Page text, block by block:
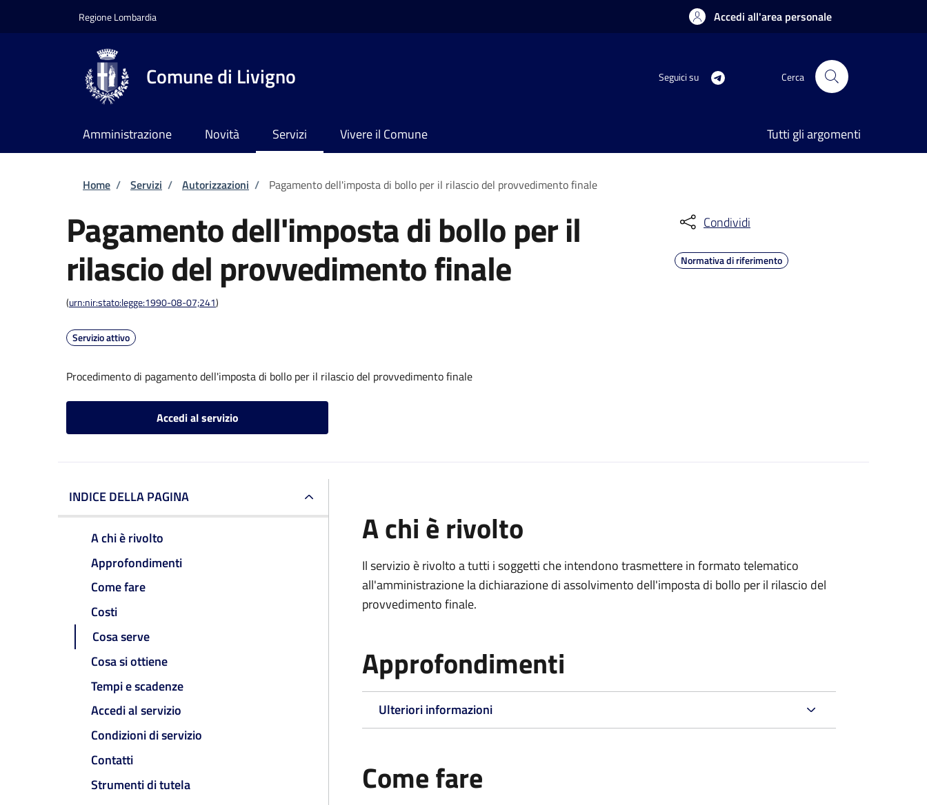
Regione Lombardia Accedi all'area personale
Comune di Livigno Seguici su Cerca
Amministrazione Novità Servizi Vivere il Comune Tutti gli argomenti
Briciole di pane
Home / Servizi / Autorizzazioni / Pagamento dell'imposta di bollo per il rilascio del provvedimento finale
Pagamento dell'imposta di bollo per il
rilascio del provvedimento finale
(urn:nir:stato:legge:1990-08-07;241)
Servizio attivo
Procedimento di pagamento dell'imposta di bollo per il rilascio del provvedimento finale
Accedi al servizio
Condividi
Normativa di riferimento
INDICE DELLA PAGINA
A chi è rivolto
Approfondimenti
Come fare
Costi
Cosa serve
Cosa si ottiene
Tempi e scadenze
Accedi al servizio
Condizioni di servizio
Contatti
Strumenti di tutela
A chi è rivolto
Il servizio è rivolto a tutti i soggetti che intendono trasmettere in formato telematico
all'amministrazione la dichiarazione di assolvimento dell'imposta di bollo per il rilascio del
provvedimento finale.
Approfondimenti
Ulteriori informazioni
Come fare